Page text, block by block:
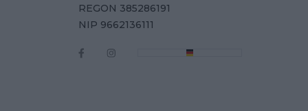
REGON 385286191
NIP 9662136111